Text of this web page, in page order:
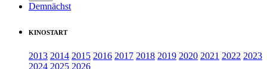
Demnächst
KINOSTART
2013 2014 2015 2016 2017 2018 2019 2020 2021 2022 2023
2024 2025 2026